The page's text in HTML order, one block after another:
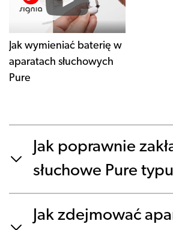
Jak wymieniać baterię w
aparatach słuchowych
Pure
Jak poprawnie
słuchowe Pure
Jak zdejmować